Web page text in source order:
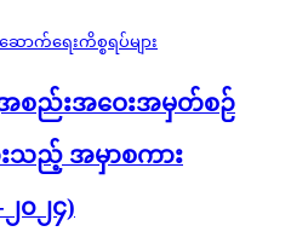
က်‌ရေးကိစ္စရပ်များ
စည်းအဝေးအမှတ်စဉ်
းသည့် အမှာစကား
၀၂၄)